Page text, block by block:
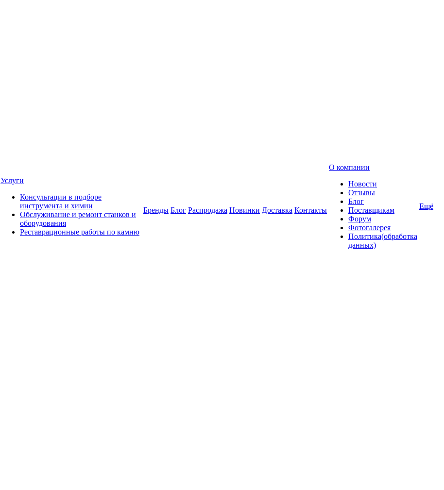
Услуги
Консультации в подборе
инструмента и химии
Обслуживание и ремонт станков и
оборудования
Реставрационные работы по камню
Бренды Блог Распродажа Новинки Доставка Контакты
О компании
Новости
Отзывы
Блог
Поставщикам
Форум
Фотогалерея
Политика(обработка
данных)
Ещё